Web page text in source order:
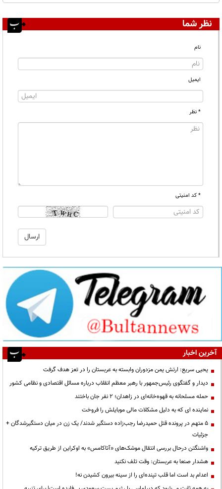
نظر شما
نام
ایمیل
* نظر
* کد امنیتی
آخرین اخبار
یحیی سریع: ارتش یمن مزدوران وابسته به عربستان را در تعز هدف گرفت
دیدار و گفتگوی رئیس‌جمهور با رهبر معظم انقلاب درباره مسائل اقتصادی و نظامی کشور
حمله مسلحانه به قهوه‌خانه‌ای در زاهدان؛ ۲ نفر جان باختند
نماینده ای که به دلیل مشکلات مالی موبایلش را فروخت
۵ متهم در پرونده قتل حمیدرضا رجب‌زاده دستگیر شدند/ یک زن در میان دستگیرشدگان +
جزئیات
واشنگتن درحال بررسی انتقال موشک‌های «آتاکامس» به اوکراین از طریق ترکیه
هشدار صنعا به عربستان: وقت تلف نکنید
اعدام بد است اما قلب تپنده‌ای را از سینه بیرون کشیدن نه!